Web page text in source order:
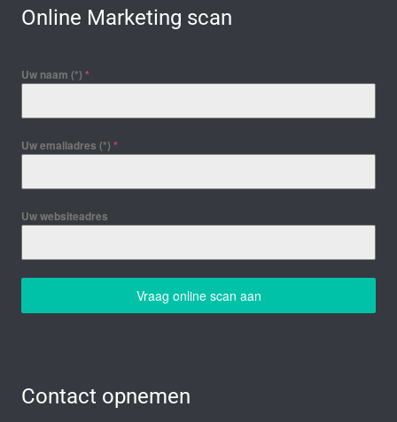
Online Marketing scan
Uw naam (*) *
Uw emailadres (*) *
Uw websiteadres
Vraag online scan aan
Contact opnemen